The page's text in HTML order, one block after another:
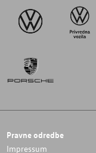
Pravne odredbe
Impressum